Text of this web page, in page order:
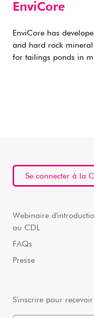
EnviCore
EnviCore has
and hard rock mineral
for tailings ponds in
Se connecter à la
Webinaire
au CDL
FAQs
Presse
S'inscrire pour